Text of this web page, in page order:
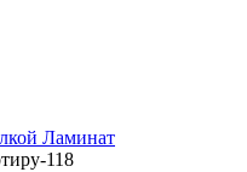
Ламинат
118